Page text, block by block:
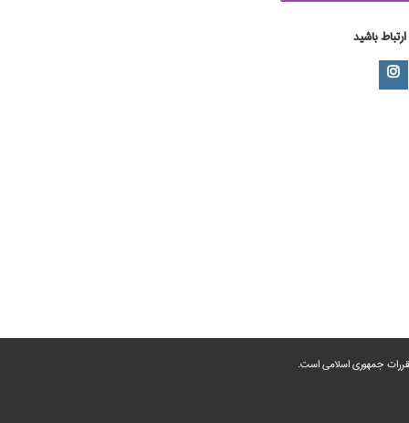
باشید
جمهوری اسلامی است.